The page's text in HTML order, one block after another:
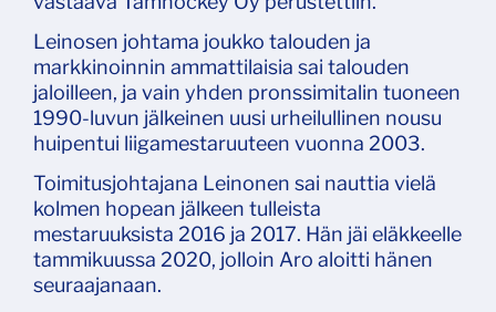
Leinosen johtama joukko talouden ja
markkinoinnin ammattilaisia sai talouden
jaloilleen, ja vain yhden pronssimitalin tuoneen
1990-luvun jälkeinen uusi urheilullinen nousu
huipentui liigamestaruuteen vuonna 2003.
Toimitusjohtajana Leinonen sai nauttia vielä
kolmen hopean jälkeen tulleista
mestaruuksista 2016 ja 2017. Hän jäi eläkkeelle
tammikuussa 2020, jolloin Aro aloitti hänen
seuraajanaan.